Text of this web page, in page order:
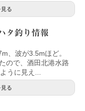
る
タ釣り情報
、波が3.5mほど。
ので、酒田北港水路
うに見え...
る